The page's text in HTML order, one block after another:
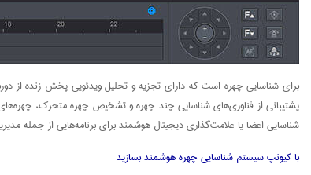
برای شناسایی چهره است که دارای تجزیه و تحلیل ویدئویی پخش زنده از
شناسایی اعضا یا علامت‌گذاری دیجیتال هوشمند برای برنامه‌هایی از
با کیونپ سیستم شناسایی چهره هوشمند بسازید